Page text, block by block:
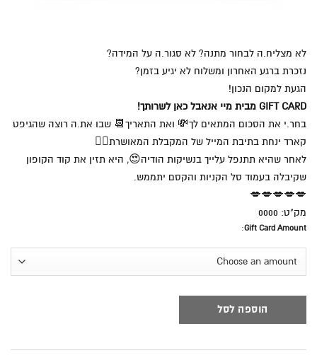
לא מצליח.ה לבחור מתנה? לא סגור.ה על המידה?
נזכרת ברגע האחרון ומשלוח לא יגיע בזמן?
הגעת למקום הנכון!
GIFT CARD מבית מיי אנאבל כאן לשרותך!
בחר.י את הסכום המתאים לך💸 ואת התאריך📆 שבו את.ה רוצה שהגיפט
קארד ינחת בתיבת המייל של המקבלת המאושרת💁‍♀️
לאחר שהיא תתנפל עלייך בנשיקות הודיה😍, היא תזין את קוד הקופון
שקיבלה בעמוד סל הקניות והקסם יתממש.
💋💋💋💋💋
מק"ט: 0000
Gift Card Amount
:
הוספה לסל